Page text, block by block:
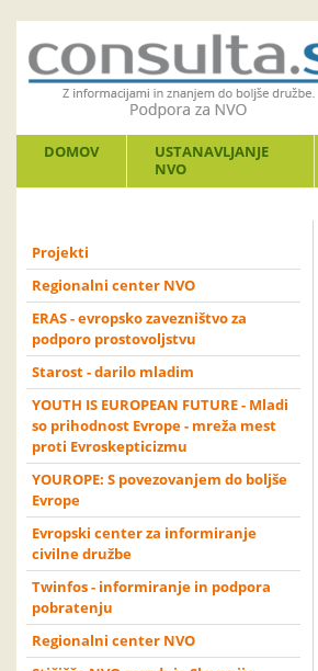
DOMOV
USTANAVLJANJE
NVO
Projekti
Regionalni center NVO
ERAS - evropsko zavezništvo za
podporo prostovoljstvu
Starost - darilo mladim
YOUTH IS EUROPEAN FUTURE - Mladi
so prihodnost Evrope - mreža mest
proti Evroskepticizmu
YOUROPE: S povezovanjem do boljše
Evrope
Evropski center za informiranje
civilne družbe
Twinfos - informiranje in podpora
pobratenju
Regionalni center NVO